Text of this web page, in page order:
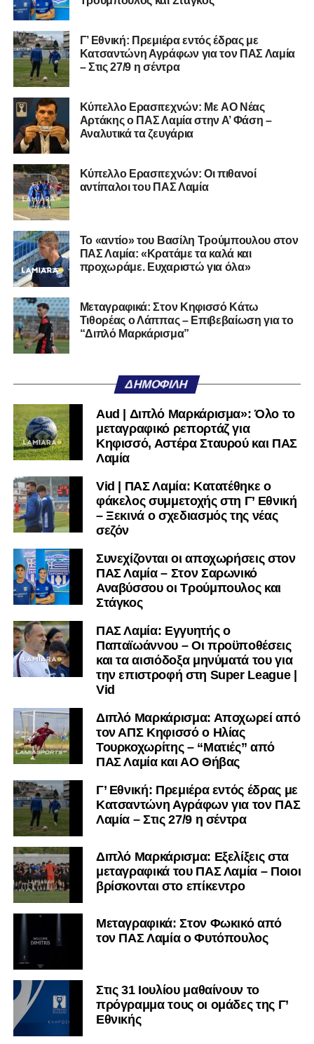
Γ’ Εθνική: Πρεμιέρα εντός έδρας με
Κατσαντώνη Αγράφων για τον ΠΑΣ Λαμία
– Στις 27/9 η σέντρα
Kύπελλο Ερασιτεχνών: Με AO Nέας
Αρτάκης ο ΠΑΣ Λαμία στην Α’ Φάση –
Αναλυτικά τα ζευγάρια
Κύπελλο Ερασιτεχνών: Οι πιθανοί
αντίπαλοι του ΠΑΣ Λαμία
Το «αντίο» του Βασίλη Τρούμπουλου στον
ΠΑΣ Λαμία: «Κρατάμε τα καλά και
προχωράμε. Ευχαριστώ για όλα»
Μεταγραφικά: Στον Κηφισσό Κάτω
Τιθορέας ο Λάππας – Επιβεβαίωση για το
“Διπλό Μαρκάρισμα”
ΔΗΜΟΦΙΛΉ
Aud | Διπλό Μαρκάρισμα»: Όλο το
μεταγραφικό ρεπορτάζ για
Κηφισσό, Αστέρα Σταυρού και ΠΑΣ
Λαμία
Vid | ΠΑΣ Λαμία: Κατατέθηκε ο
φάκελος συμμετοχής στη Γ’ Εθνική
– Ξεκινά ο σχεδιασμός της νέας
σεζόν
Συνεχίζονται οι αποχωρήσεις στον
ΠΑΣ Λαμία – Στον Σαρωνικό
Αναβύσσου οι Τρούμπουλος και
Στάγκος
ΠΑΣ Λαμία: Εγγυητής ο
Παπαϊωάννου – Οι προϋποθέσεις
και τα αισιόδοξα μηνύματά του για
την επιστροφή στη Super League |
Vid
Διπλό Μαρκάρισμα: Αποχωρεί από
τον ΑΠΣ Κηφισσό ο Ηλίας
Τουρκοχωρίτης – “Ματιές” από
ΠΑΣ Λαμία και ΑΟ Θήβας
Γ’ Εθνική: Πρεμιέρα εντός έδρας με
Κατσαντώνη Αγράφων για τον ΠΑΣ
Λαμία – Στις 27/9 η σέντρα
Διπλό Μαρκάρισμα: Εξελίξεις στα
μεταγραφικά του ΠΑΣ Λαμία – Ποιοι
βρίσκονται στο επίκεντρο
Μεταγραφικά: Στον Φωκικό από
τον ΠΑΣ Λαμία ο Φυτόπουλος
Στις 31 Ιουλίου μαθαίνουν το
πρόγραμμα τους οι ομάδες της Γ’
Εθνικής